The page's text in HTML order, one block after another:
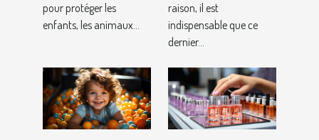
pour protéger les
enfants, les animaux...
raison, il est
indispensable que ce
dernier...